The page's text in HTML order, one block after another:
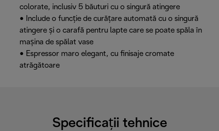
colorate, inclusiv 5 băuturi cu o singură atingere
• Include o funcție de curățare automată cu o singură
atingere și o carafă pentru lapte care se poate spăla în
mașina de spălat vase
• Espressor maro elegant, cu finisaje cromate
atrăgătoare
Specificații tehnice